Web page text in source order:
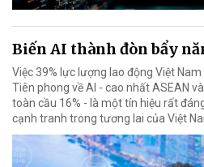
Biến AI thành đòn bẩy
Việc 39% lực lượng lao động Việt
Tiên phong về AI - cao nhất ASEAN
toàn cầu 16% - là một tín hiệu rất
cạnh tranh trong tương lai của Việt